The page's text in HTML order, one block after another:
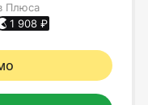
Плюса
1 908 ₽